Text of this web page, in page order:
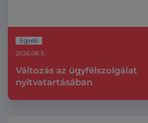
Egyéb
Változás az ügyfélszolgálat
nyitvatartásában
2026.08.3.